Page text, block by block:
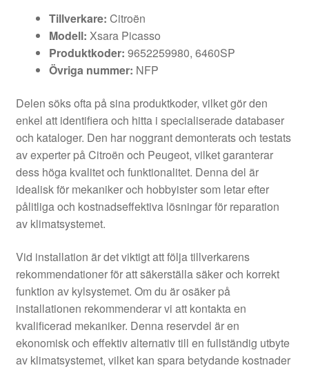
Tillverkare: Citroën
Modell: Xsara Picasso
Produktkoder: 9652259980, 6460SP
Övriga nummer: NFP
Delen söks ofta på sina produktkoder, vilket gör den
enkel att identifiera och hitta i specialiserade databaser
och kataloger. Den har noggrant demonterats och testats
av experter på Citroën och Peugeot, vilket garanterar
dess höga kvalitet och funktionalitet. Denna del är
idealisk för mekaniker och hobbyister som letar efter
pålitliga och kostnadseffektiva lösningar för reparation
av klimatsystemet.
Vid installation är det viktigt att följa tillverkarens
rekommendationer för att säkerställa säker och korrekt
funktion av kylsystemet. Om du är osäker på
installationen rekommenderar vi att kontakta en
kvalificerad mekaniker. Denna reservdel är en
ekonomisk och effektiv alternativ till en fullständig utbyte
av klimatsystemet, vilket kan spara betydande kostnader